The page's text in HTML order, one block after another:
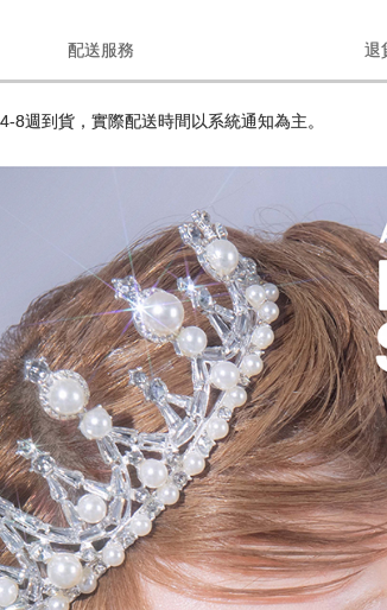
配送服務 退
週到貨，實際配送時間以系統通知為主。